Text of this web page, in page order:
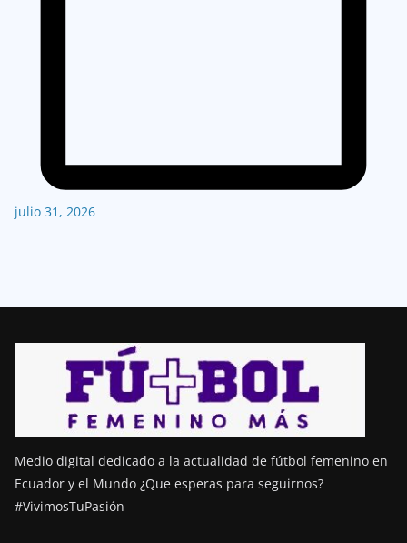
julio 31, 2026
Medio digital dedicado a la actualidad de fútbol femenino en
Ecuador y el Mundo ¿Que esperas para seguirnos?
#VivimosTuPasión